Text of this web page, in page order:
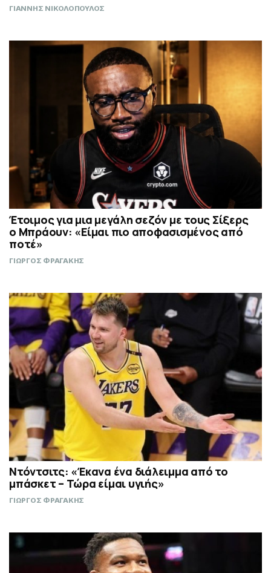
ΓΙΑΝΝΗΣ ΝΙΚΟΛΟΠΟΥΛΟΣ
Έτοιμος για μια μεγάλη σεζόν με τους Σίξερς
ο Μπράουν: «Είμαι πιο αποφασισμένος από
ποτέ»
ΓΙΩΡΓΟΣ ΦΡΑΓΑΚΗΣ
Ντόντσιτς: «Έκανα ένα διάλειμμα από το
μπάσκετ – Τώρα είμαι υγιής»
ΓΙΩΡΓΟΣ ΦΡΑΓΑΚΗΣ